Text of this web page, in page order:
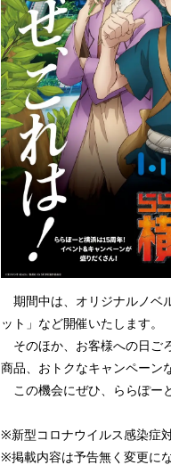
期間中は、オリジナルノベ
ット」など開催いたします。
そのほか、お客様への日ご
商品、おトクなキャンペーン
この機会にぜひ、ららぽー
※新型コロナウイルス感染症
※掲載内容は予告無く変更に